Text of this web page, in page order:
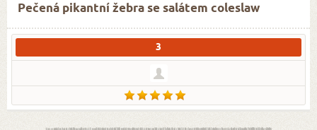
Pečená pikantní žebra se salátem coleslaw
3